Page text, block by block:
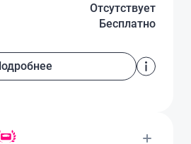
Отсутствует
Бесплатно